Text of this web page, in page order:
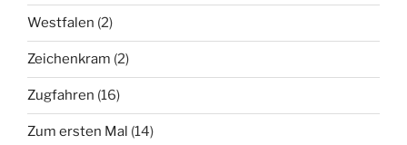
Westfalen (2)
Zeichenkram (2)
Zugfahren (16)
Zum ersten Mal (14)